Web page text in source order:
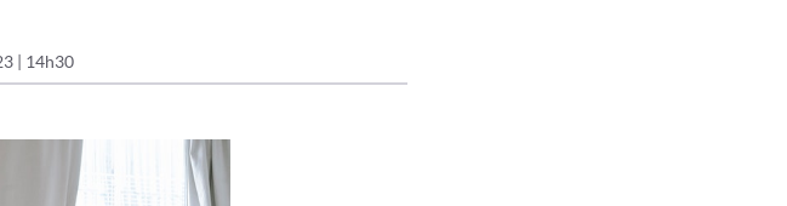
| 14h30